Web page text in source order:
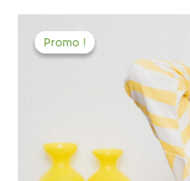
Promo !
Promo !